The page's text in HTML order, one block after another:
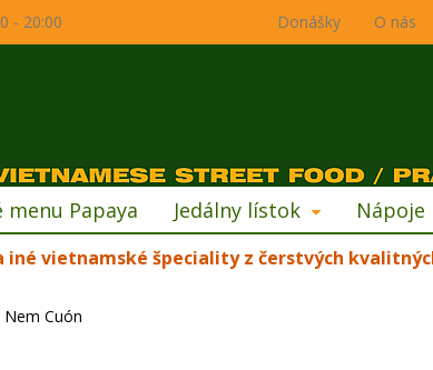
- 20:00 Donášky O nás
menu Papaya Jedálny lístok Nápoje
iné vietnamské špeciality z čerstvých
Cuón